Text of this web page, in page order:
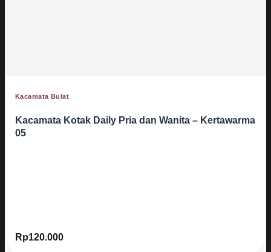
Kacamata Bulat
Kacamata Kotak Daily Pria dan Wanita – Kertawarma
05
Rp120.000